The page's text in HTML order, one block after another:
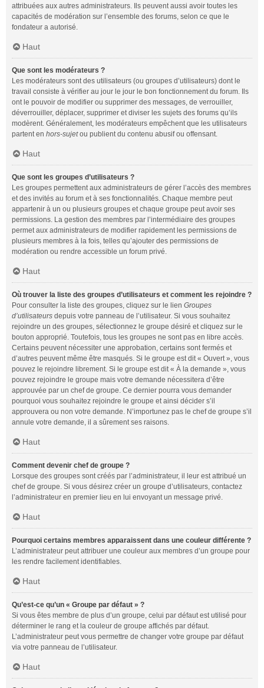
attribuées aux autres administrateurs. Ils peuvent aussi avoir toutes les
capacités de modération sur l’ensemble des forums, selon ce que le
fondateur a autorisé.
Haut
Que sont les modérateurs ?
Les modérateurs sont des utilisateurs (ou groupes d’utilisateurs) dont le
travail consiste à vérifier au jour le jour le bon fonctionnement du forum. Ils
ont le pouvoir de modifier ou supprimer des messages, de verrouiller,
déverrouiller, déplacer, supprimer et diviser les sujets des forums qu’ils
modèrent. Généralement, les modérateurs empêchent que les utilisateurs
partent en hors-sujetou publient du contenu abusif ou offensant.
Haut
Que sont les groupes d’utilisateurs ?
Les groupes permettent aux administrateurs de gérer l’accès des membres
et des invités au forum et à ses fonctionnalités. Chaque membre peut
appartenir à un ou plusieurs groupes et chaque groupe peut avoir ses
permissions. La gestion des membres par l’intermédiaire des groupes
permet aux administrateurs de modifier rapidement les permissions de
plusieurs membres à la fois, telles qu’ajouter des permissions de
modération ou rendre accessible un forum privé.
Haut
Où trouver la liste des groupes d’utilisateurs et comment les rejoindre ?
Pour consulter la liste des groupes, cliquez sur le lien Groupes
d’utilisateurs depuis votre panneau de l’utilisateur. Si vous souhaitez
rejoindre un des groupes, sélectionnez le groupe désiré et cliquez sur le
bouton approprié. Toutefois, tous les groupes ne sont pas en libre accès.
Certains peuvent nécessiter une approbation, certains sont fermés et
d’autres peuvent même être masqués. Si le groupe est dit « Ouvert », vous
pouvez le rejoindre librement. Si le groupe est dit « À la demande », vous
pouvez rejoindre le groupe mais votre demande nécessitera d’être
approuvée par un chef de groupe. Ce dernier pourra vous demander
pourquoi vous souhaitez rejoindre le groupe et ainsi décider s’il
approuvera ou non votre demande. N’importunez pas le chef de groupe s’il
annule votre demande, il a sûrement ses raisons.
Haut
Comment devenir chef de groupe ?
Lorsque des groupes sont créés par l’administrateur, il leur est attribué un
chef de groupe. Si vous désirez créer un groupe d’utilisateurs, contactez
l’administrateur en premier lieu en lui envoyant un message privé.
Haut
Pourquoi certains membres apparaissent dans une couleur différente ?
L’administrateur peut attribuer une couleur aux membres d’un groupe pour
les rendre facilement identifiables.
Haut
Qu’est-ce qu’un « Groupe par défaut » ?
Si vous êtes membre de plus d’un groupe, celui par défaut est utilisé pour
déterminer le rang et la couleur de groupe affichés par défaut.
L’administrateur peut vous permettre de changer votre groupe par défaut
via votre panneau de l’utilisateur.
Haut